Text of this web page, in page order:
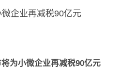
企业再减税90亿元
为小微企业再减税90亿元